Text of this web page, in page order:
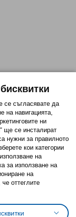
(Cookies)
бисквитки
за личните данни
се съгласявате да
на навигацията,
ни
ще се инсталират
нужни за правилното
кои категории
на
за използване на
на
оттеглите